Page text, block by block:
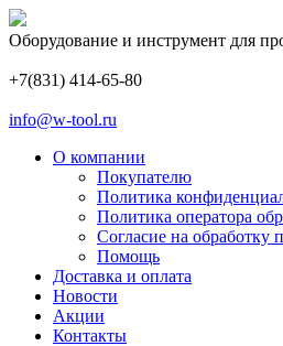
Оборудование и инструмент для
+7(831) 414-65-80
info@w-tool.ru
О компании
Покупателю
Политика
Политика оператора
Согласие на обработку
Помощь
Доставка и оплата
Новости
Акции
Контакты